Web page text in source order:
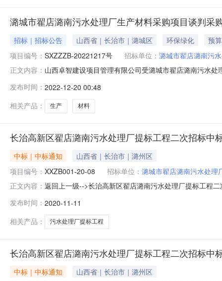
潞城市翟店潞南污水处理厂生产材料采购项目谈判采
招标｜招标公告 山西省｜长治市｜潞城区 环保绿化
预
项目编号： SXZZZB-20221217号 招标单位： 潞城市翟店潞南污
正文内容： 山西卓智建设项目管理有限公司受潞城市翟店潞南污水
文件所列内容；2.谈判内容：潞城市翟店潞南污水处理
价人需具备的资格条
发布时间： 2022-12-20 00:48
相关产品：
生产 材料
长治高新区翟店潞南污水处理厂提标工程二次招标中
中标｜中标通知
山西省｜长治市｜潞州区
项目编号： XXZB001-20-08 招标单位： 潞城市翟店潞南污水处理
正文内容： 返回上一级-->长治高新区翟店潞南污水处理厂提标工程
如下：项目名称：长治高新区翟店潞南污水处理厂提标
发布时间： 2020-11-11
相关产品：
污水处理厂提标工程
长治高新区翟店潞南污水处理厂提标工程二次招标中
中标｜中标通知
山西省｜长治市｜潞州区